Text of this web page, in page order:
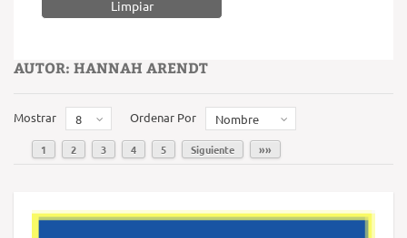
AUTOR: HANNAH ARENDT
Mostrar 8 Ordenar Por Nombre
1 2 3 4 5 Siguiente »»